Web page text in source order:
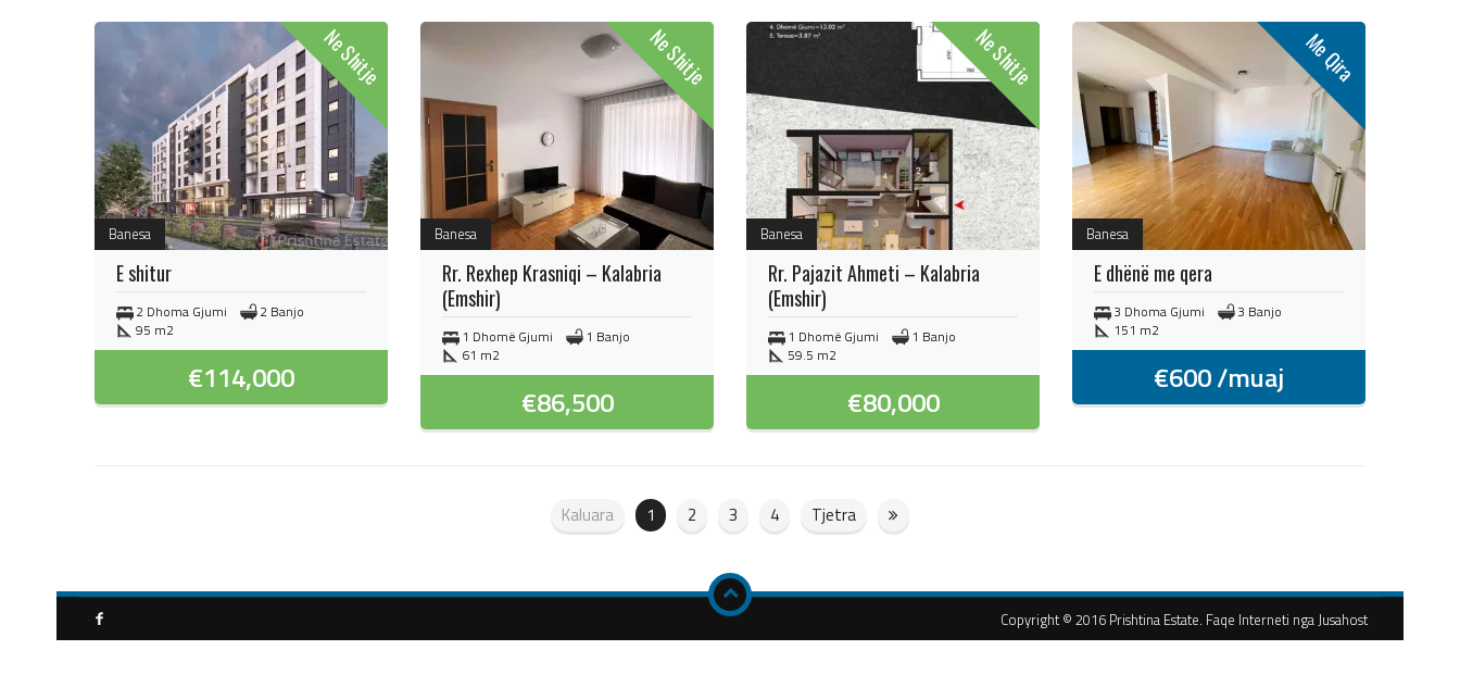
Banesa
Ne Shitje
E shitur
2 Dhoma Gjumi
2 Banjo
95 m2
€114,000
Banesa
Ne Shitje
Rr. Rexhep Krasniqi – Kalabria
(Emshir)
1 Dhomë Gjumi
1 Banjo
61 m2
€86,500
Banesa
Ne Shitje
Rr. Pajazit Ahmeti – Kalabria
(Emshir)
1 Dhomë Gjumi
1 Banjo
59.5 m2
€80,000
Banesa
Me Qira
E dhënë me qera
3 Dhoma Gjumi
3 Banjo
151 m2
€600/muaj
Kaluara 1 2 3 4 Tjetra
Copyright © 2016 Prishtina Estate. Faqe Interneti nga Jusahost